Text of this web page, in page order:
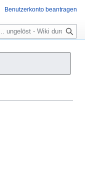
Benutzerkonto beantragen